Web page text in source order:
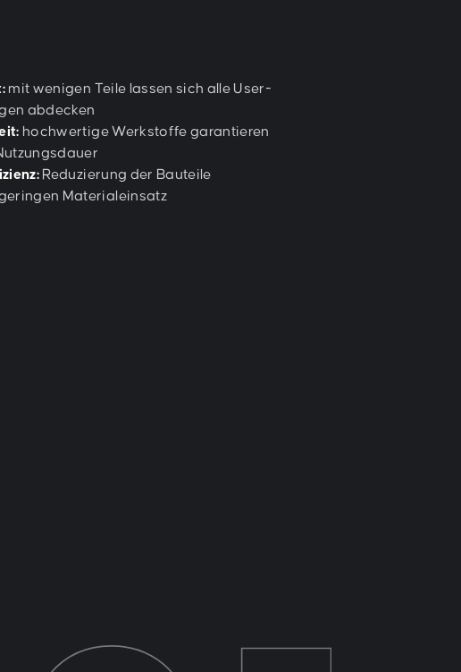
mit wenigen Teile lassen sich alle User-
abdecken
hochwertige Werkstoffe garantieren
Reduzierung der Bauteile
Materialeinsatz